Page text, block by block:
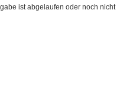
ist abgelaufen oder noch nicht